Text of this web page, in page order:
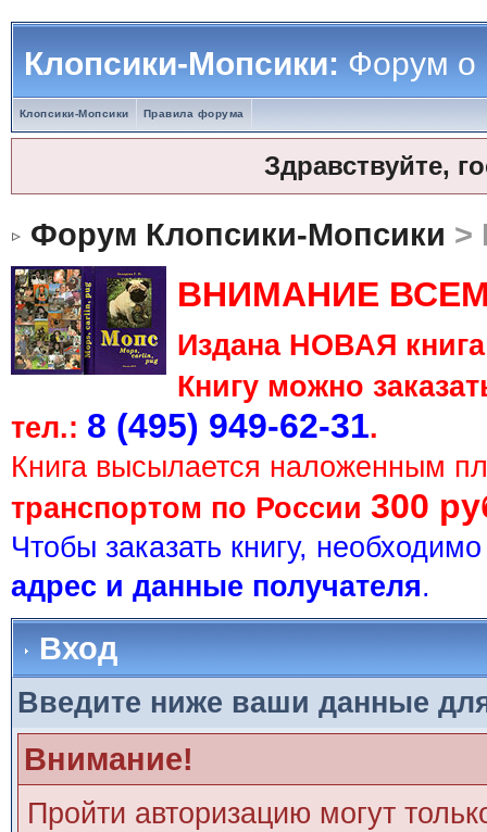
Клопсики-Мопсики:Форум о
Клопсики-Мопсики Правила форума
Здравствуйте,
Форум Клопсики-Мопсики >
ВНИМАНИЕ
Издана НОВАЯ
Книгу можно
тел.: 8 (495) 949-62-31.
Книга высылается наложенным
транспортом по России 300
Чтобы заказать книгу,
адрес и данные получателя.
Вход
Введите ниже ваши данные
Внимание!
Пройти авторизацию могут